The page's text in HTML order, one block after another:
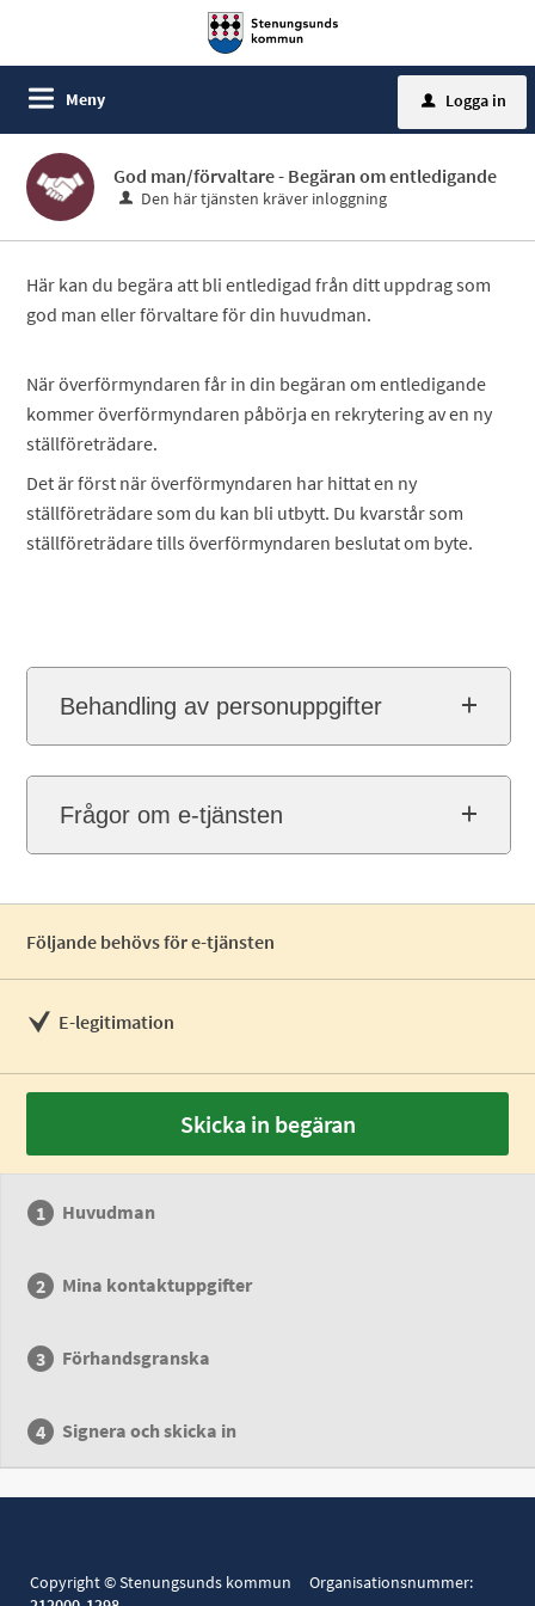
Meny u Logga in
God man/förvaltare - Begäran om entledigande
Den här tjänsten kräver inloggning
Här kan du begära att bli entledigad från ditt uppdrag som
god man eller förvaltare för din huvudman.
När överförmyndaren får in din begäran om entledigande
kommer överförmyndaren påbörja en rekrytering av en ny
ställföreträdare.
Det är först när överförmyndaren har hittat en ny
ställföreträdare som du kan bli utbytt. Du kvarstår som
ställföreträdare tills överförmyndaren beslutat om byte.
Behandling av personuppgifter
Frågor om e-tjänsten
Följande behövs för e-tjänsten
E-legitimation
Skicka in begäran
Huvudman
Mina kontaktuppgifter
Förhandsgranska
Signera och skicka in
Copyright © Stenungsunds kommun Organisationsnummer: